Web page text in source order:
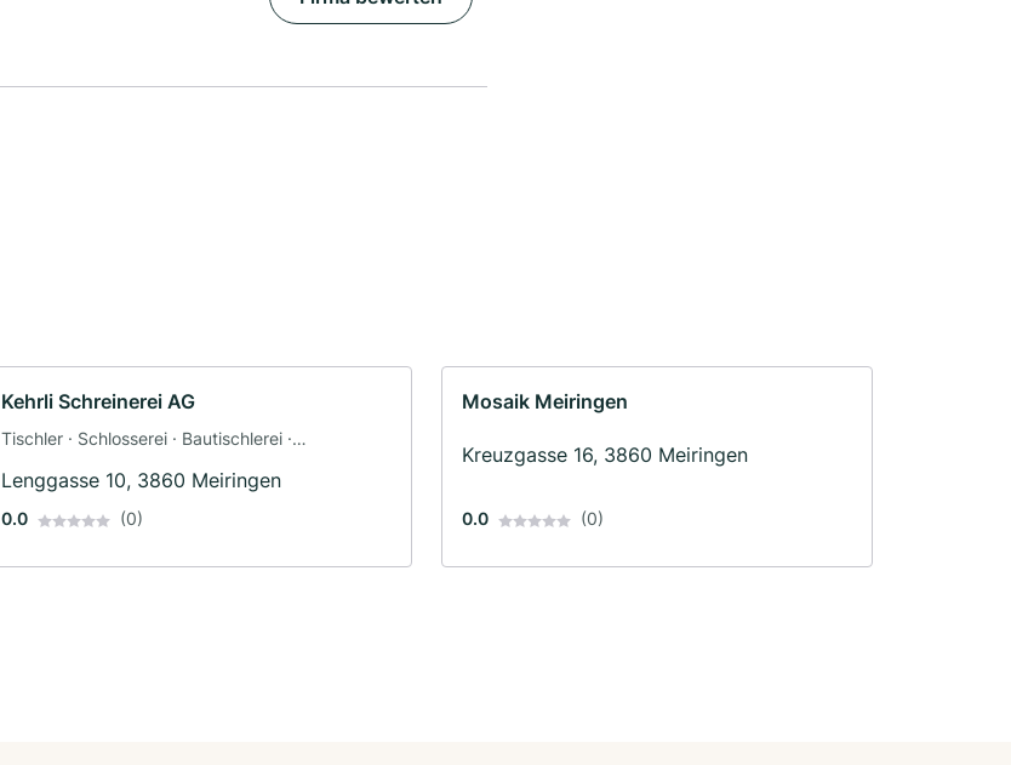
Kehrli Schreinerei AG
Tischler · Schlosserei · Bautischlerei ·
Sanierungen · Innenausbau
Lenggasse 10, 3860 Meiringen
0.0 (0)
Mosaik Meiringen
Kreuzgasse 16, 3860 Meiringen
0.0 (0)